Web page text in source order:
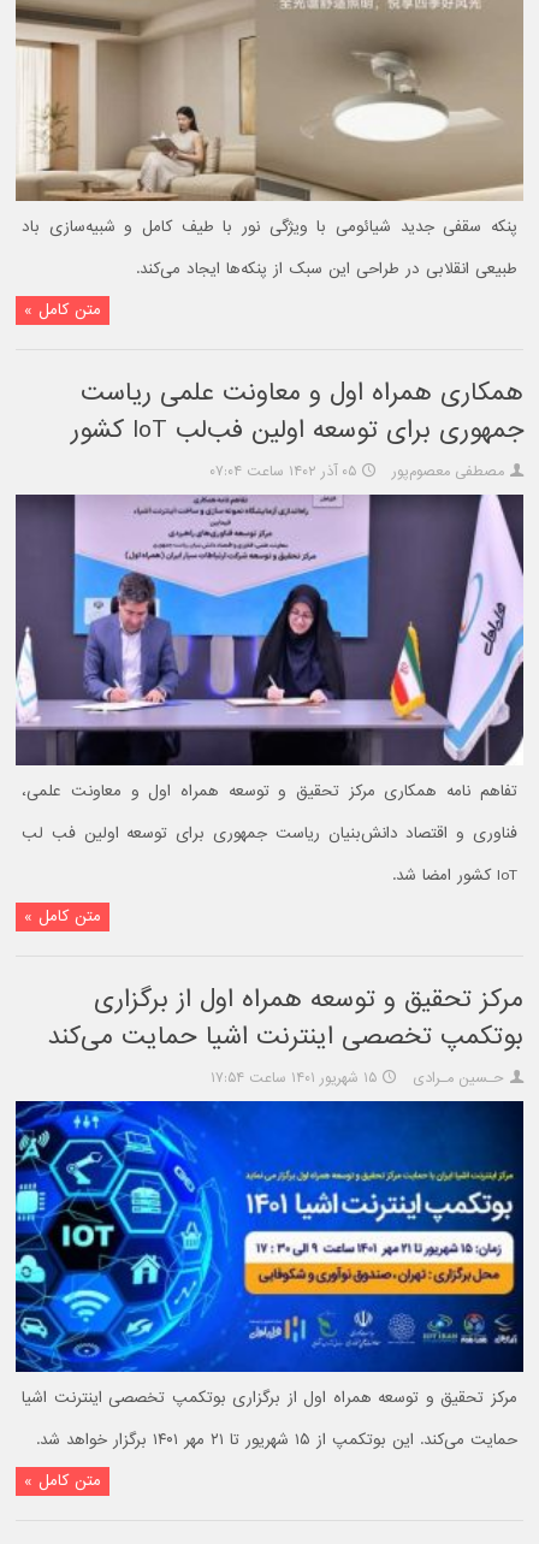
پنکه سقفی جدید شیائومی با ویژگی نور با طیف کامل و شبیه‌سازی باد
طبیعی انقلابی در طراحی این سبک از پنکه‌ها ایجاد می‌کند.
متن کامل »
همکاری همراه اول و معاونت علمی ریاست
جمهوری برای توسعه اولین فب‌لب IoT کشور
مصطفی معصوم‌پور ۰۵ آذر ۱۴۰۲ ساعت ۰۷:۰۴
تفاهم نامه همکاری مرکز تحقیق و توسعه همراه اول و معاونت علمی،
فناوری و اقتصاد دانش‌بنیان ریاست جمهوری برای توسعه اولین فب لب
IoT کشور امضا شد.
متن کامل »
مرکز تحقیق و توسعه همراه اول از برگزاری
بوتکمپ تخصصی اینترنت اشیا حمایت می‌کند
حـسین مـرادی ۱۵ شهریور ۱۴۰۱ ساعت ۱۷:۵۴
مرکز تحقیق و توسعه همراه اول از برگزاری بوتکمپ تخصصی اینترنت اشیا
حمایت می‌کند. این بوتکمپ از ۱۵ شهریور تا ۲۱ مهر ۱۴۰۱ برگزار خواهد شد.
متن کامل »